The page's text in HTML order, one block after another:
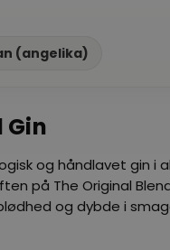
(angelika)
Gin
og håndlavet
på The Original
og dybde i